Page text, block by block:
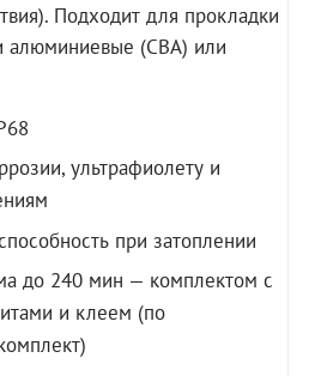
Подходит для прокладки
алюминиевые (СВА) или
ультрафиолету и
при затоплении
до 240 мин — комплектом с
и клеем (по